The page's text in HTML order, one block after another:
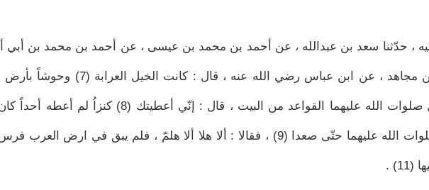
أبيه ، حدّثنا سعد بن عبدالله ، عن أحمد بن محمد بن عيسى ، عن أحمد بن محمد بن أبي
، عن ابان ، عمّن ذكره ، عن مجاهد ، عن ابن عباس رضي الله عنه ، قال : كانت
فلمّا رفع إبراهيم واسماعيل صلوات الله عليهما القواعد من البيت ، قال : إنّي أعطيتك (8)
فخرج إبراهيم وإسماعيل صلوات الله عليهما حتّى صعدا (9) ، فقالا : ألا هلا ألا هلمّ ، فلم يبق في ارض